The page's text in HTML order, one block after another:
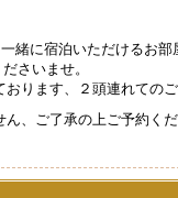
緒に宿泊いただけるお部
さいませ。
ります、２頭連れての
、ご了承の上ご予約くだ